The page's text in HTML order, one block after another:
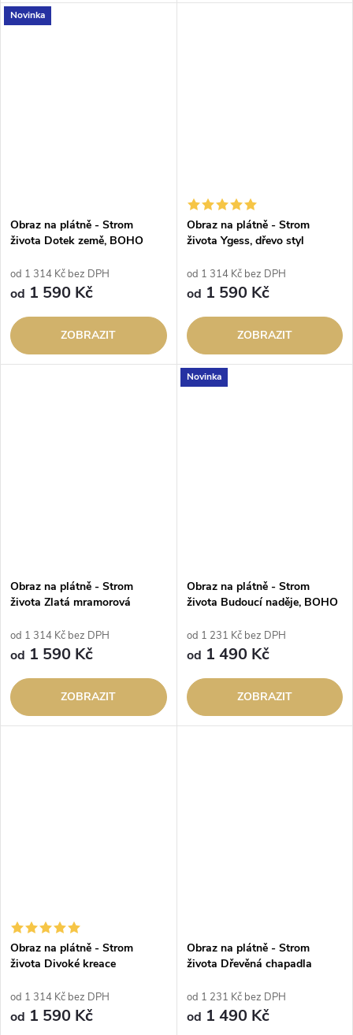
Novinka
Obraz na plátně - Strom
života Dotek země, BOHO
od 1 314 Kč bez DPH
od 1 590 Kč
ZOBRAZIT
Obraz na plátně - Strom
života Ygess, dřevo styl
od 1 314 Kč bez DPH
od 1 590 Kč
ZOBRAZIT
Obraz na plátně - Strom
života Zlatá mramorová
od 1 314 Kč bez DPH
od 1 590 Kč
ZOBRAZIT
Novinka
Obraz na plátně - Strom
života Budoucí naděje, BOHO
od 1 231 Kč bez DPH
od 1 490 Kč
ZOBRAZIT
Obraz na plátně - Strom
života Divoké kreace
od 1 314 Kč bez DPH
od 1 590 Kč
Obraz na plátně - Strom
života Dřevěná chapadla
od 1 231 Kč bez DPH
od 1 490 Kč